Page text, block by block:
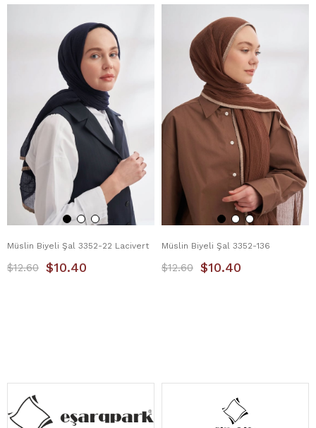
Müslin Biyeli Şal 3352-22 Lacivert
$10.40
$12.60
Müslin Biyeli Şal 3352-136
$10.40
$12.60